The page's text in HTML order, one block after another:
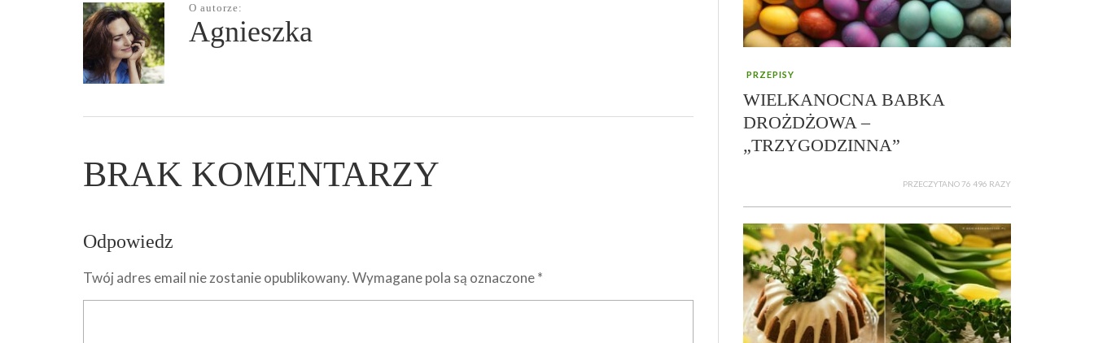
O autorze:
Agnieszka
BRAK KOMENTARZY
Odpowiedz
Twój adres email nie zostanie opublikowany.Wymagane pola są oznaczone*
PRZEPISY
WIELKANOCNA BABKA
DROŻDŻOWA –
„TRZYGODZINNA”
PRZECZYTANO 76 496 RAZY